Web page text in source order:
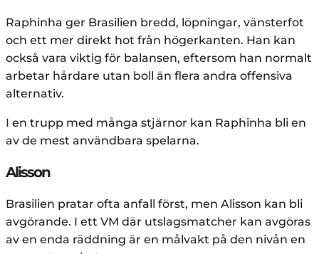
Raphinha ger Brasilien bredd, löpningar, vänsterfot
och ett mer direkt hot från högerkanten. Han kan
också vara viktig för balansen, eftersom han normalt
arbetar hårdare utan boll än flera andra offensiva
alternativ.
I en trupp med många stjärnor kan Raphinha bli en
av de mest användbara spelarna.
Alisson
Brasilien pratar ofta anfall först, men Alisson kan bli
avgörande. I ett VM där utslagsmatcher kan avgöras
av en enda räddning är en målvakt på den nivån en